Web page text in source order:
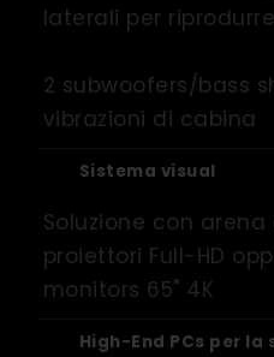
laterali per
2 subwoofers/bass
vibrazioni di cabina
Sistema visual
Soluzione con
proiettori Full-HD
monitors 65" 4K
High-End PCs per la